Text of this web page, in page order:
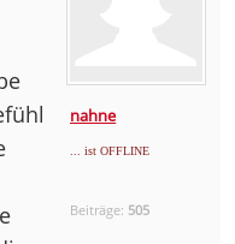
nahne
... ist OFFLINE
Beiträge: 505